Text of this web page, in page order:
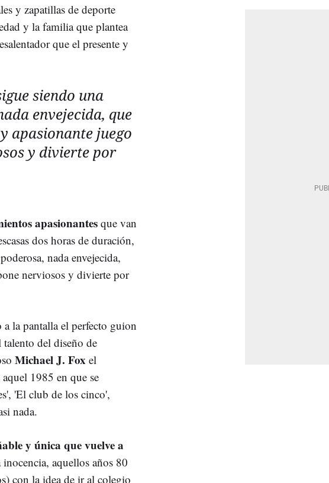
y zapatillas de deporte
y la familia que plantea
que el presente y
siendo una
envejecida, que
apasionante juego
y divierte por
apasionantes que van
dos horas de duración,
nada envejecida,
nerviosos y divierte por
la pantalla el perfecto guion
del diseño de
Michael J. Fox el
1985 en que se
'El club de los cinco',
nada.
y única que vuelve a
aquellos años 80
con la idea de ir al colegio